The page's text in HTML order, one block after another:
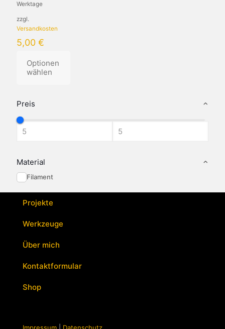
Preis
Material
Filament
Werktage
zzgl.
Versandkosten
5,00 €
Optionen
wählen
Projekte
Werkzeuge
Über mich
Kontaktformular
Shop
Impressum Datenschutz